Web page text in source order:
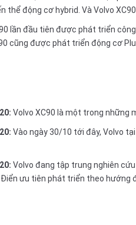
thể động cơ hybrid. Và Volvo
lần đầu tiên được phát triển
cũng được phát triển động cơ
Volvo XC90 là một trong những
Vào ngày 30/10 tới đây, Volvo
Volvo đang tập trung nghiên cứu
ưu tiên phát triển theo hướng